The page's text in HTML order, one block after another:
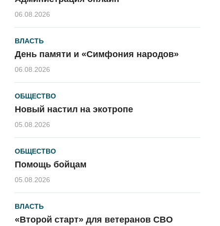
06.08.2026
ВЛАСТЬ
День памяти и «Симфония народов»
06.08.2026
ОБЩЕСТВО
Новый настил на экотропе
05.08.2026
ОБЩЕСТВО
Помощь бойцам
05.08.2026
ВЛАСТЬ
«Второй старт» для ветеранов СВО